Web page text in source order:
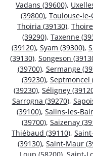
Vadans (39600),
(39800), Toulouse-le-
Thoiria (39130),
(39290), Taxenne
(39120), Syam (39300),
(39130), Songeson
(39700), Sermange
(39230), Septmoncel
(39230), Séligney
Sarrogna (39270),
(39100), Salins-les-
(39700), Saizenay
Thiébaud (39110),
(39130), Saint-Maur